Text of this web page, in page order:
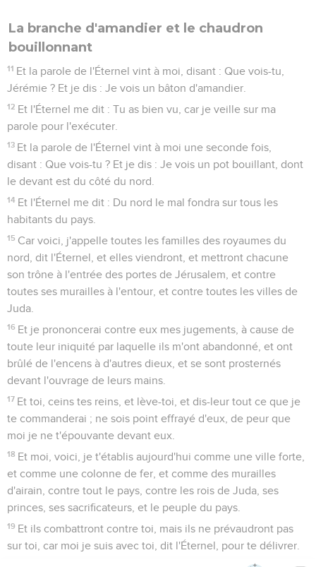
La branche d'amandier et le chaudron
bouillonnant
11 Et la parole de l'Éternel vint à moi, disant : Que vois-tu,
Jérémie ? Et je dis : Je vois un bâton d'amandier.
12 Et l'Éternel me dit : Tu as bien vu, car je veille sur ma
parole pour l'exécuter.
13 Et la parole de l'Éternel vint à moi une seconde fois,
disant : Que vois-tu ? Et je dis : Je vois un pot bouillant, dont
le devant est du côté du nord.
14 Et l'Éternel me dit : Du nord le mal fondra sur tous les
habitants du pays.
15 Car voici, j'appelle toutes les familles des royaumes du
nord, dit l'Éternel, et elles viendront, et mettront chacune
son trône à l'entrée des portes de Jérusalem, et contre
toutes ses murailles à l'entour, et contre toutes les villes de
Juda.
16 Et je prononcerai contre eux mes jugements, à cause de
toute leur iniquité par laquelle ils m'ont abandonné, et ont
brûlé de l'encens à d'autres dieux, et se sont prosternés
devant l'ouvrage de leurs mains.
17 Et toi, ceins tes reins, et lève-toi, et dis-leur tout ce que je
te commanderai ; ne sois point effrayé d'eux, de peur que
moi je ne t'épouvante devant eux.
18 Et moi, voici, je t'établis aujourd'hui comme une ville forte,
et comme une colonne de fer, et comme des murailles
d'airain, contre tout le pays, contre les rois de Juda, ses
princes, ses sacrificateurs, et le peuple du pays.
19 Et ils combattront contre toi, mais ils ne prévaudront pas
sur toi, car moi je suis avec toi, dit l'Éternel, pour te délivrer.